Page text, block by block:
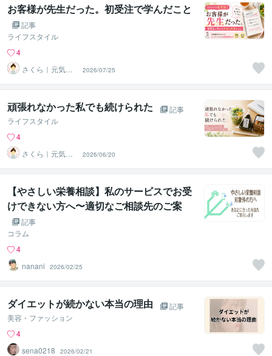
お客様が先生だった。初受注で学んだこと
記事
ライフスタイル
4
さくら｜元気に
働きたい人を応
援
2026/07/25
頑張れなかった私でも続けられた
記事
ライフスタイル
4
さくら｜元気に
働きたい人を応
援
2026/06/20
【やさしい栄養相談】私のサービスでお受
けできない方へ〜適切なご相談先のご案
内〜記事
コラム
4
nanani
2026/02/25
ダイエットが続かない本当の理由
記事
美容・ファッション
4
sena0218
2026/02/21